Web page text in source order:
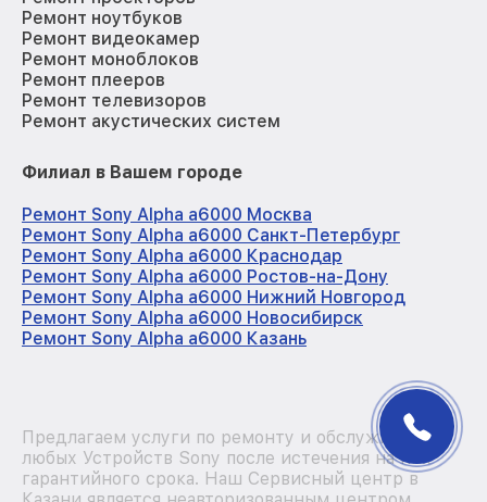
Ремонт ноутбуков
Ремонт видеокамер
Ремонт моноблоков
Ремонт плееров
Ремонт телевизоров
Ремонт акустических систем
Филиал в Вашем городе
Ремонт Sony Alpha a6000 Москва
Ремонт Sony Alpha a6000 Санкт-Петербург
Ремонт Sony Alpha a6000 Краснодар
Ремонт Sony Alpha a6000 Ростов-на-Дону
Ремонт Sony Alpha a6000 Нижний Новгород
Ремонт Sony Alpha a6000 Новосибирск
Ремонт Sony Alpha a6000 Казань
Предлагаем услуги по ремонту и обслуживанию
любых Устройств Sony после истечения на них
гарантийного срока. Наш Сервисный центр в